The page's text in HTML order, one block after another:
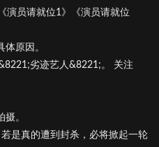
演员请就位1》《演员请就位
原因。
劣迹艺人&8221;。 关注
。
是真的遭到封杀，必将掀起一轮